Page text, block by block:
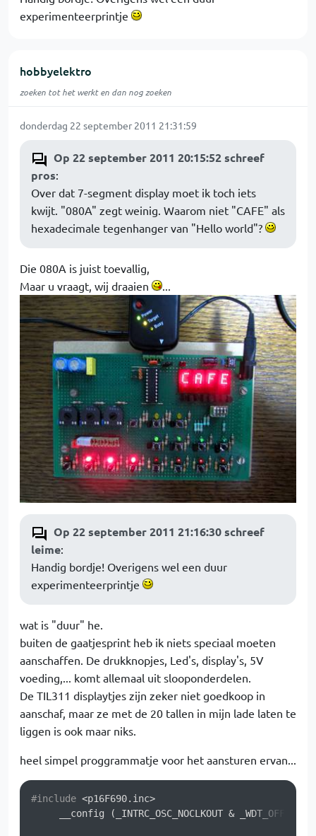
experimenteerprintje
hobbyelektro
zoeken tot het werkt en dan nog zoeken
donderdag 22 september 2011 21:31:59
Op 22 september 2011 20:15:52 schreef
pros:
Over dat 7-segment display moet ik toch iets
kwijt. "080A" zegt weinig. Waarom niet "CAFE" als
hexadecimale tegenhanger van "Hello world"?
Die 080A is juist toevallig,
Maar u vraagt, wij draaien
Op 22 september 2011 21:16:30 schreef
leime:
Handig bordje! Overigens wel een duur
experimenteerprintje
wat is "duur" he.
buiten de gaatjesprint heb ik niets speciaal moeten
aanschaffen. De drukknopjes, Led's, display's, 5V
voeding,... komt allemaal uit slooponderdelen.
De TIL311 displaytjes zijn zeker niet goedkoop in
aanschaf, maar ze met de 20 tallen in mijn lade laten te
liggen is ook maar niks.
heel simpel proggrammatje voor het aansturen ervan...
#include <p16F690.inc>
__config (_INTRC_OSC_NOCLKOUT & _WDT_OFF &